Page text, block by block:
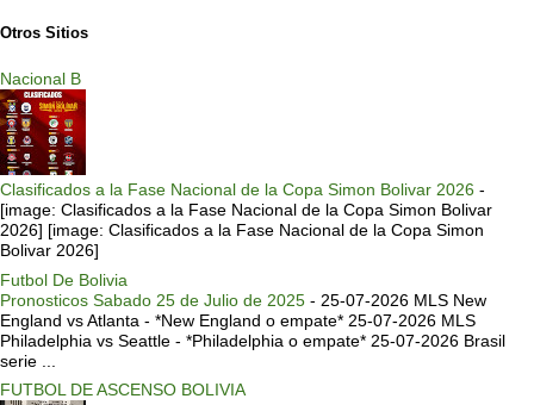
Otros Sitios
Nacional B
Clasificados a la Fase Nacional de la Copa Simon Bolivar 2026 -
[image: Clasificados a la Fase Nacional de la Copa Simon Bolivar
2026] [image: Clasificados a la Fase Nacional de la Copa Simon
Bolivar 2026]
Futbol De Bolivia
Pronosticos Sabado 25 de Julio de 2025 - 25-07-2026 MLS New
England vs Atlanta - *New England o empate* 25-07-2026 MLS
Philadelphia vs Seattle - *Philadelphia o empate* 25-07-2026 Brasil
serie ...
FUTBOL DE ASCENSO BOLIVIA